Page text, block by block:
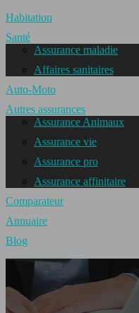
Habitation
Santé
Assurance maladie
Affaires sanitaires
Auto-Moto
Autres assurances
Assurance Animaux
Assurance vie
Assurance pro
Assurance affinitaire
Comparateur
Annuaire
Blog